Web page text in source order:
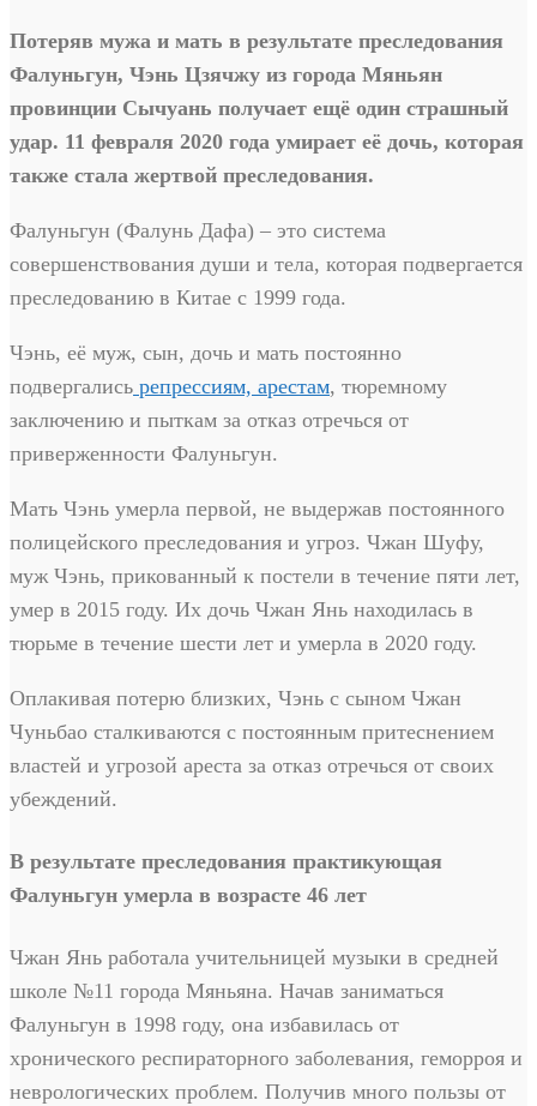
Потеряв мужа и мать в результате преследования
Фалуньгун, Чэнь Цзячжу из города Мяньян
провинции Сычуань получает ещё один страшный
удар. 11 февраля 2020 года умирает её дочь, которая
также стала жертвой преследования.
Фалуньгун (Фалунь Дафа) – это система
совершенствования души и тела, которая подвергается
преследованию в Китае с 1999 года.
Чэнь, её муж, сын, дочь и мать постоянно
подвергались репрессиям, арестам, тюремному
заключению и пыткам за отказ отречься от
приверженности Фалуньгун.
Мать Чэнь умерла первой, не выдержав постоянного
полицейского преследования и угроз. Чжан Шуфу,
муж Чэнь, прикованный к постели в течение пяти лет,
умер в 2015 году. Их дочь Чжан Янь находилась в
тюрьме в течение шести лет и умерла в 2020 году.
Оплакивая потерю близких, Чэнь с сыном Чжан
Чуньбао сталкиваются с постоянным притеснением
властей и угрозой ареста за отказ отречься от своих
убеждений.
В результате преследования практикующая
Фалуньгун умерла в возрасте 46 лет
Чжан Янь работала учительницей музыки в средней
школе №11 города Мяньяна. Начав заниматься
Фалуньгун в 1998 году, она избавилась от
хронического респираторного заболевания, геморроя и
неврологических проблем. Получив много пользы от